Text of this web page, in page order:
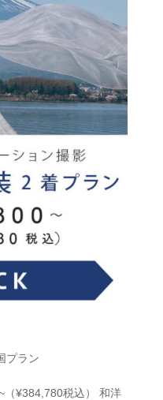
プラン
（¥384,780税込） 和洋